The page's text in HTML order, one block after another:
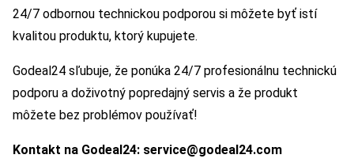
24/7 odbornou technickou podporou si môžete byť istí
kvalitou produktu, ktorý kupujete.
Godeal24 sľubuje, že ponúka 24/7 profesionálnu technickú
podporu a doživotný popredajný servis a že produkt
môžete bez problémov používať!
Kontakt na Godeal24: service@godeal24.com